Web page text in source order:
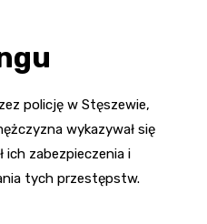
policję w Stęszewie,
wykazywał się
ich zabezpieczenia i
tych przestępstw.